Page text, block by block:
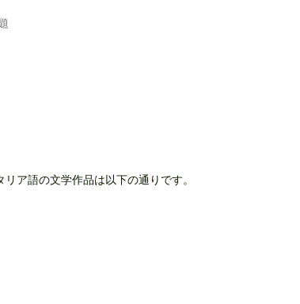
ア語の文学作品は以下の通りです。